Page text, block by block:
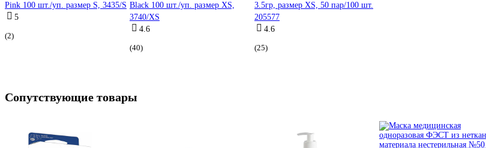
Pink 100 шт./уп. размер S, 3435/S
5
(2)
Black 100 шт./уп. размер XS,
3740/XS
4.6
(40)
3.5гр, размер ХS, 50 пар/100 шт.
205577
4.6
(25)
Сопутствующие товары